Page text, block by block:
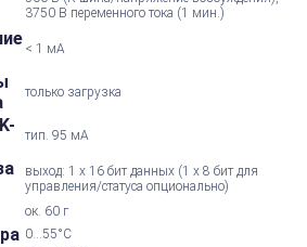
3750 В переменного тока (1 мин.)
< 1 мА
только загрузка
тип. 95 мА
выход: 1 х 16 бит данных (1 х 8 бит для
управления/статуса опционально)
ок. 60 г
0...55°С